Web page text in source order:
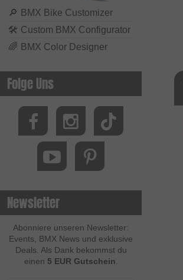
🔎 BMX Bike Customizer
🛠 Custom BMX Configurator
🌈 BMX Color Designer
Folge Uns
Newsletter
Abonniere unseren Newsletter:
Events, BMX News und exklusive
Deals. Als Dank bekommst du
einen 5 EUR Gutschein